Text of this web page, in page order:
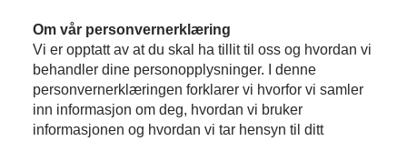
Om vår personvernerklæring
Vi er opptatt av at du skal ha tillit til oss og hvordan vi
behandler dine personopplysninger. I denne
personvernerklæringen forklarer vi hvorfor vi samler
inn informasjon om deg, hvordan vi bruker
informasjonen og hvordan vi tar hensyn til ditt